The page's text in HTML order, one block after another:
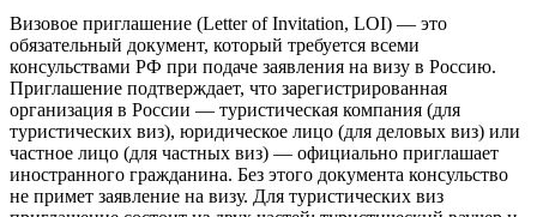
Визовое приглашение (Letter of Invitation, LOI) — это
обязательный документ, который требуется всеми
консульствами РФ при подаче заявления на визу в Россию.
Приглашение подтверждает, что зарегистрированная
организация в России — туристическая компания (для
туристических виз), юридическое лицо (для деловых виз) или
частное лицо (для частных виз) — официально приглашает
иностранного гражданина. Без этого документа консульство
не примет заявление на визу. Для туристических виз